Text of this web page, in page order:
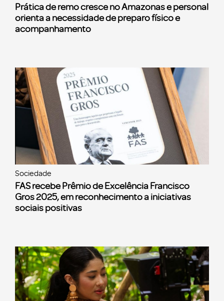
Prática de remo cresce no Amazonas e personal
orienta a necessidade de preparo físico e
acompanhamento
Sociedade
FAS recebe Prêmio de Excelência Francisco
Gros 2025, em reconhecimento a iniciativas
sociais positivas